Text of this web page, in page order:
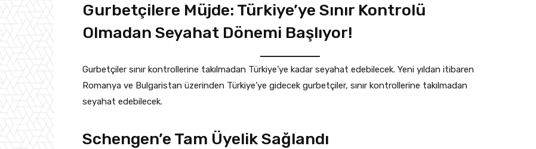
Gurbetçilere Müjde: Türkiye’ye Sınır Kontrolü
Olmadan Seyahat Dönemi Başlıyor!
Gurbetçiler sınır kontrollerine takılmadan Türkiye’ye kadar seyahat edebilecek. Yeni yıldan itibaren
Romanya ve Bulgaristan üzerinden Türkiye’ye gidecek gurbetçiler, sınır kontrollerine takılmadan
seyahat edebilecek.
Schengen’e Tam Üyelik Sağlandı